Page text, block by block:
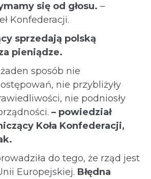
się od głosu. –
Konfederacji.
sprzedają polską
pieniądze.
sposób nie
nie przybliżyły
nie podniosły
– powiedział
Koła Konfederacji,
do tego, że rząd jest
Europejskiej. Błędna